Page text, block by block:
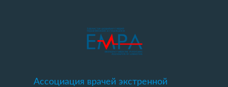
Ассоциация врачей экстренной